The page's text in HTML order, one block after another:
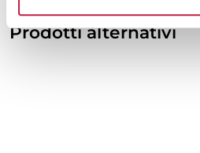
Prodotti alternativi